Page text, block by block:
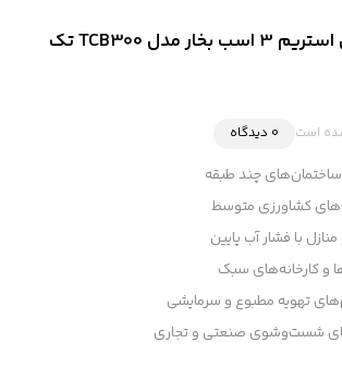
پمپ آب بشقابی استریم 3 اسب بخار مدل TCB300 تک
است 0 دیدگاه
چند طبقه
کشاورزی متوسط
با فشار آب پایین
و کارخانه‌های سبک
تهویه مطبوع و سرمایشی
شست‌وشوی صنعتی و تجاری